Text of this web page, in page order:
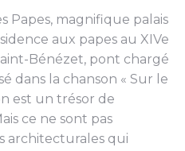
Papes, magnifique palais
aux papes au XIVe
Bénézet, pont chargé
dans la chanson « Sur le
est un trésor de
ce ne sont pas
architecturales qui